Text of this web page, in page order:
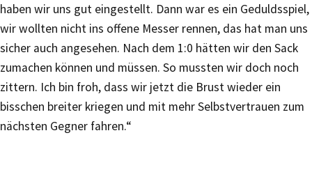
haben wir uns gut eingestellt. Dann war es ein Geduldsspiel,
wir wollten nicht ins offene Messer rennen, das hat man uns
sicher auch angesehen. Nach dem 1:0 hätten wir den Sack
zumachen können und müssen. So mussten wir doch noch
zittern. Ich bin froh, dass wir jetzt die Brust wieder ein
bisschen breiter kriegen und mit mehr Selbstvertrauen zum
nächsten Gegner fahren.“